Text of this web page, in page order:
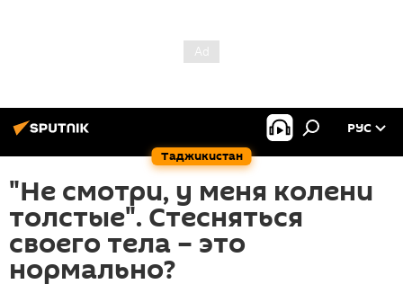
Таджикистан
РУС
"Не смотри, у меня колени
толстые". Стесняться
своего тела – это
нормально?